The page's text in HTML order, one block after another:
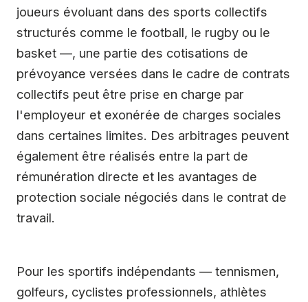
joueurs évoluant dans des sports collectifs
structurés comme le football, le rugby ou le
basket —, une partie des cotisations de
prévoyance versées dans le cadre de contrats
collectifs peut être prise en charge par
l'employeur et exonérée de charges sociales
dans certaines limites. Des arbitrages peuvent
également être réalisés entre la part de
rémunération directe et les avantages de
protection sociale négociés dans le contrat de
travail.
Pour les sportifs indépendants — tennismen,
golfeurs, cyclistes professionnels, athlètes